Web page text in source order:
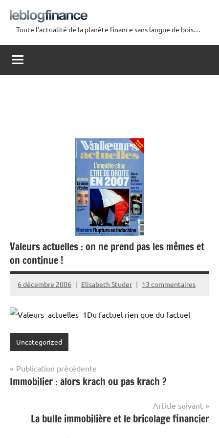
contenu
Le
Blog
Finance
Toute l'actualité de la planète finance sans langue de bois…
Valeurs actuelles : on ne prend pas les mêmes et
on continue !
6 décembre 2006 Elisabeth Studer 13 commentaires